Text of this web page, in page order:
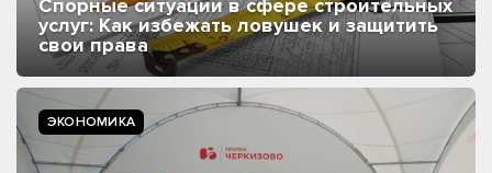
Спорные ситуации в сфере строительных
услуг: Как избежать ловушек и защитить
свои права
ЭКОНОМИКА